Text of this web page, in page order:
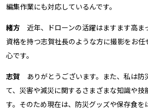
編集作業にも対応しているんです。
緒方 近年、ドローンの活躍はますます高ま
資格を持つ志賀社長のような方に撮影をお
心です。
志賀 ありがとうございます。また、私は防
て、災害や減災に関するさまざまな知識や技
す。そのため現在は、防災グッズや保存食を